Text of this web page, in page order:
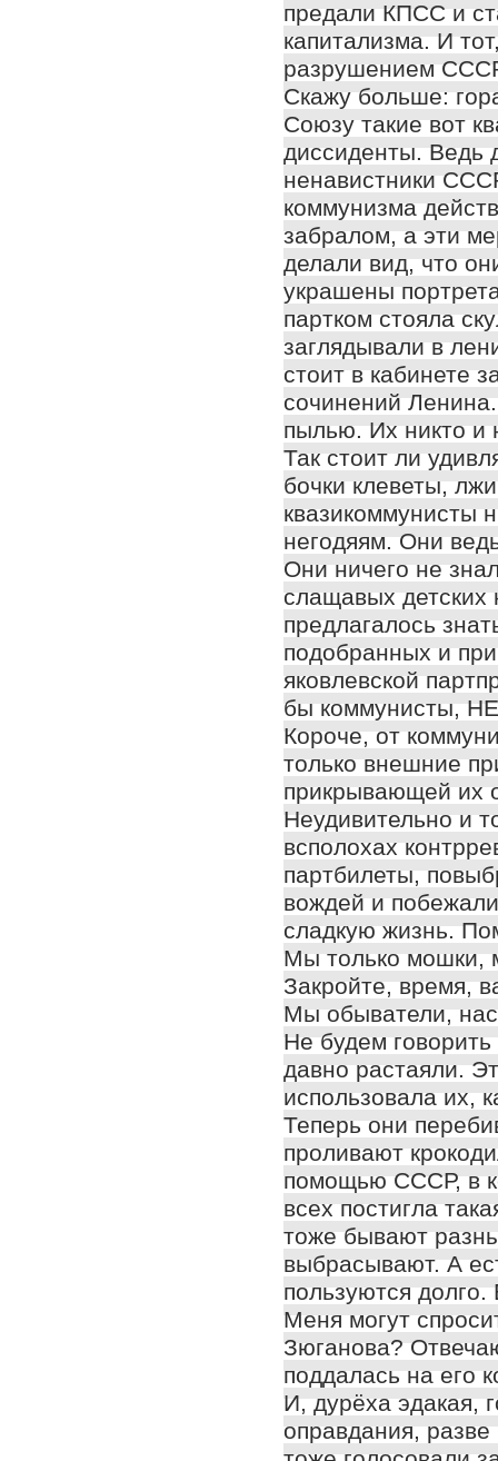
предали КПСС и
капитализма. И
разрушением
Скажу больше:
Союзу такие вот
диссиденты. Ведь
ненавистники
коммунизма
забралом, а эти
делали вид, что
украшены
партком стояла
заглядывали в
стоит в кабинете
сочинений
пылью. Их никто и
Так стоит ли
бочки клеветы,
квазикоммунисты
негодяям. Они
Они ничего не
слащавых детских
предлагалось
подобранных и
яковлевской
бы коммунисты,
Короче, от
только внешние
прикрывающей их
Неудивительно и
всполохах
партбилеты,
вождей и
сладкую жизнь.
Мы только мошки,
Закройте, время,
Мы обыватели,
Не будем
давно растаяли.
использовала их,
Теперь они
проливают
помощью СССР, в
всех постигла
тоже бывают
выбрасывают. А
пользуются
Меня могут
Зюганова?
поддалась на его
И, дурёха эдакая,
оправдания,